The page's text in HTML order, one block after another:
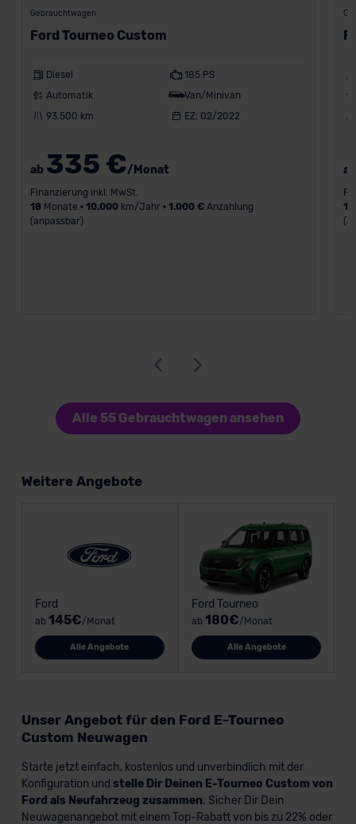
Gebrauchtwagen
Ford Tourneo Custom
Diesel
185 PS
Automatik
Van/Minivan
93.500 km
EZ: 02/2022
ab 335 €/Monat
Finanzierung inkl. MwSt.
18Monate • 10.000km/Jahr • 1.000 €Anzahlung
(anpassbar)
18
Alle 55 Gebrauchtwagen ansehen
Weitere Angebote
Ford
ab 145€/Monat
Alle Angebote
Ford Tourneo
ab 180€/Monat
Alle Angebote
Unser Angebot für den Ford E-Tourneo
Custom Neuwagen
Starte jetzt einfach, kostenlos und unverbindlich mit der
Konfiguration und stelle Dir Deinen E-Tourneo Custom von
Ford als Neufahrzeug zusammen. Sicher Dir Dein
Neuwagenangebot mit einem Top-Rabatt von bis zu 22% oder